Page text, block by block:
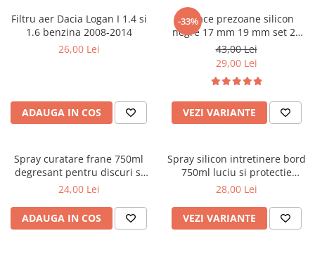
Ornamente Pedale Auto
Ornamente Protectie Portiera
Parasolare Auto
Plasa elastica & Organizator Auto
Scrumiere Auto
Stergatoare Parbriz
Suport Auto Ochelari
Filtru aer Dacia Logan I 1.4 si
1.6 benzina 2008-2014
26,00 Lei
ADAUGA IN COS
-33%
Capace prezoane silicon
negre 17 mm 19 mm set 20
buc
43,00 Lei
29,00 Lei
VEZI VARIANTE
Spray curatare frane 750ml
degresant pentru discuri si
sistem franare auto
24,00 Lei
ADAUGA IN COS
Spray silicon intretinere bord
750ml luciu si protectie
interior auto
28,00 Lei
VEZI VARIANTE